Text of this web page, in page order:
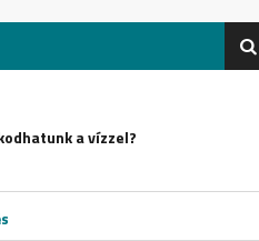
a vízzel?